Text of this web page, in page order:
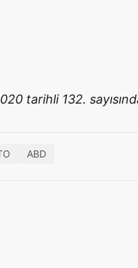
tarihli 132.
ABD